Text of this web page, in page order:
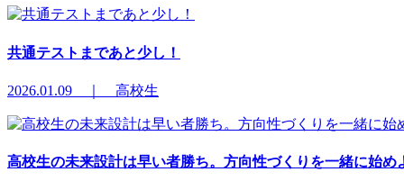
共通テストまであと少し！
2026.01.09 ｜ 高校生
高校生の未来設計は早い者勝ち。方向性づくりを一緒に始め